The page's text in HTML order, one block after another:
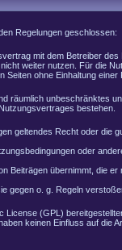
Regelungen geschlossen:
mit dem Betreiber
weiter nutzen. Für die
ohne Einhaltung einer
räumlich unbeschränktes
bestehen.
geltendes Recht oder
oder
Beiträgen übernimmt, die
o. g. Regeln
(GPL)
keinen Einfluss auf